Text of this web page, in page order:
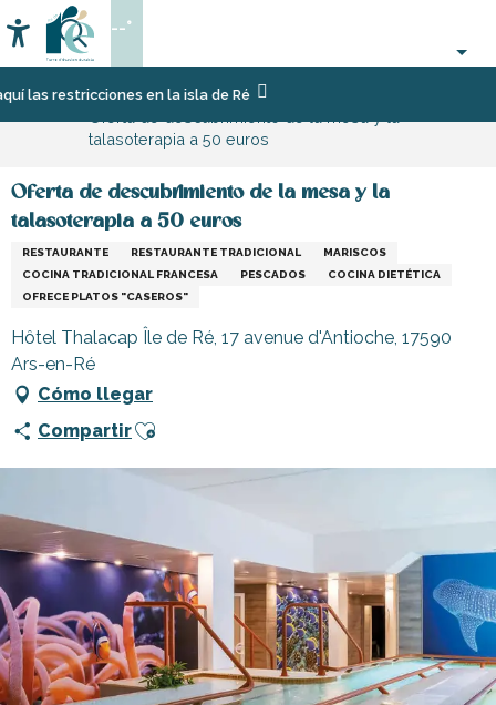
au
contenu
principal
restricciones en la isla de Ré
Accessibilité
Buscar
--°
Página Web
Comer Restaurantes
cabañas
talasoterapia a 50 euros
Oferta de descubrimiento de la mesa y la
talasoterapia a 50 euros
RESTAURANTE RESTAURANTE TRADICIONAL
MARISCOS
COCINA TRADICIONAL FRANCESA
PESCADOS
COCINA DIETÉTICA
OFRECE PLATOS "CASEROS"
Hôtel Thalacap Île de Ré, 17 avenue d'Antioche, 17590
Ars-en-Ré
Cómo llegar
CompartirAjouter aux favoris